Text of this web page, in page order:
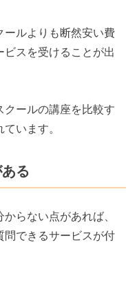
ールよりも断然安い費
ビスを受けることが出
クールの講座を比較す
います。
る
らない点があれば、
問できるサービスが付